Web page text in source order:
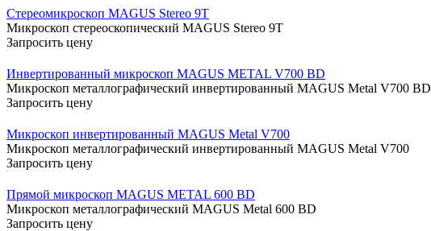
Стереомикроскоп MAGUS Stereo 9T
Микроскоп стереоскопический MAGUS Stereo 9T
Запросить цену
Инвертированный микроскоп MAGUS METAL V700 BD
Микроскоп металлографический инвертированный MAGUS Metal V700 BD
Запросить цену
Микроскоп инвертированный MAGUS Metal V700
Микроскоп металлографический инвертированный MAGUS Metal V700
Запросить цену
Прямой микроскоп MAGUS METAL 600 BD
Микроскоп металлографический MAGUS Metal 600 BD
Запросить цену